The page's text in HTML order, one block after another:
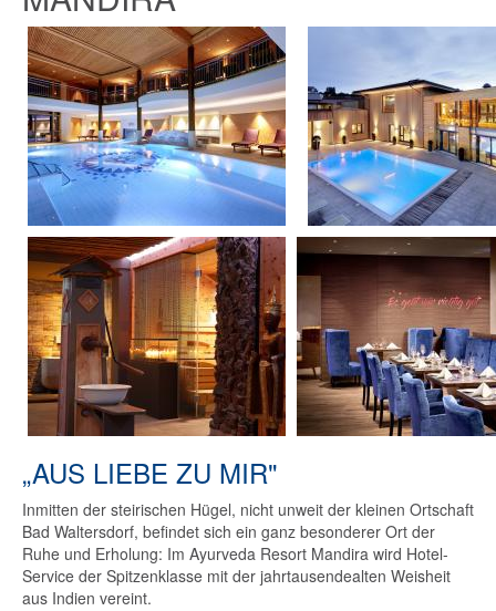
„AUS LIEBE ZU MIR"
Inmitten der steirischen Hügel, nicht unweit der kleinen Ortschaft
Bad Waltersdorf, befindet sich ein ganz besonderer Ort der
Ruhe und Erholung: Im Ayurveda Resort Mandira wird Hotel-
Service der Spitzenklasse mit der jahrtausendealten Weisheit
aus Indien vereint.